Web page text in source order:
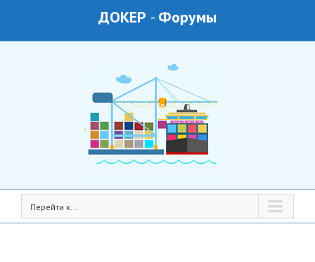
ДОКЕР - Форумы
Перейти к...